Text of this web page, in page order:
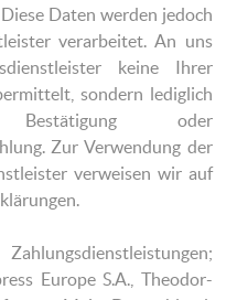
Daten werden jedoch
verarbeitet. An uns
keine Ihrer
sondern lediglich
oder
Zur Verwendung der
verweisen wir auf
Europe S.A., Theodor-